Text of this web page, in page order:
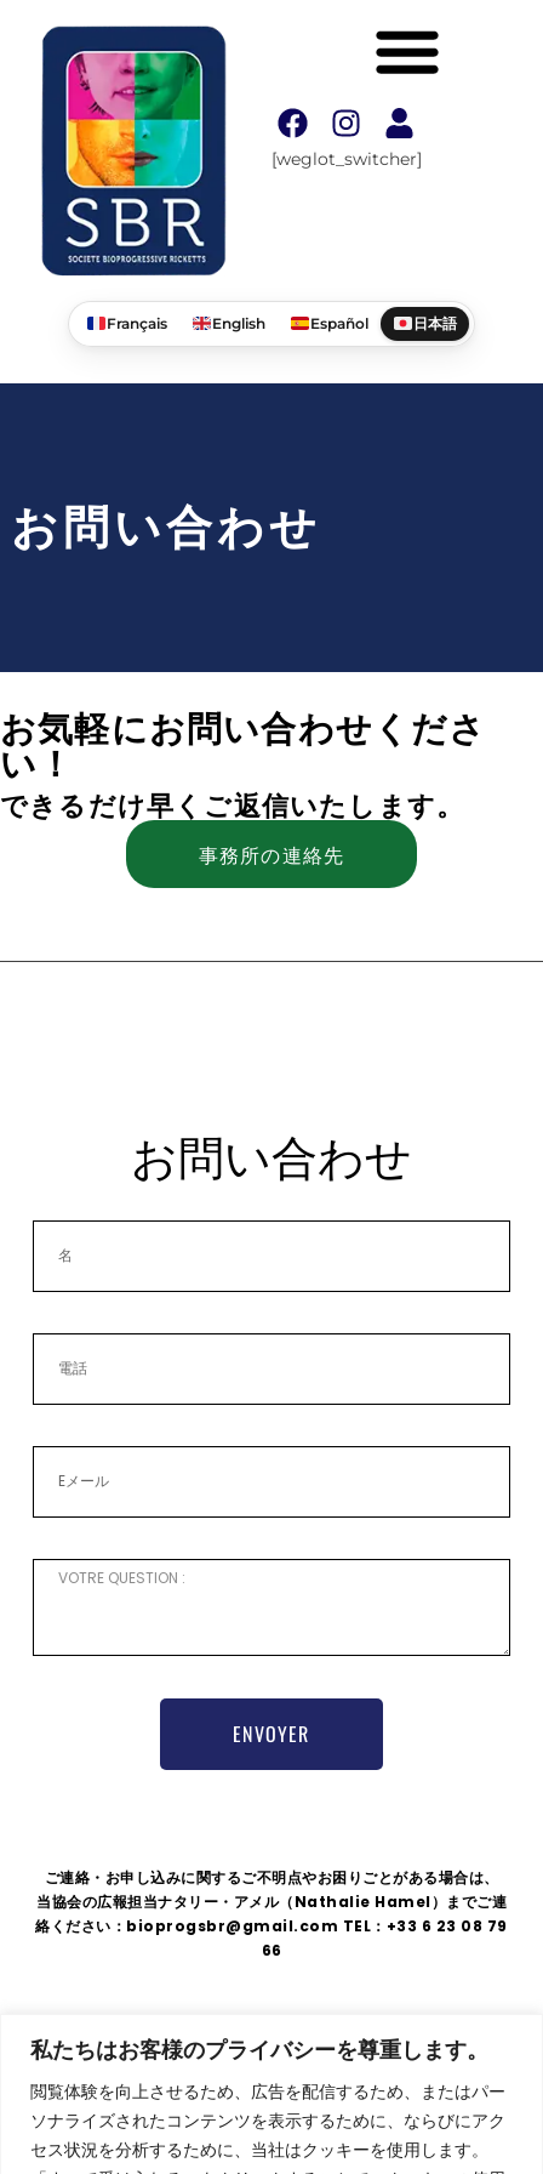
私たちはお客様のプライバシーを尊重します。
閲覧体験を向上させるため、広告を配信するため、またはパー
ソナライズされたコンテンツを表示するために、ならびにアク
セス状況を分析するために、当社はクッキーを使用します。
[weglot_switcher]
Français English Español 日本語
お問い合わせ
お気軽にお問い合わせくださ
い！
できるだけ早くご返信いたします。
事務所の連絡先
お問い合わせ
ENVOYER
ご連絡・お申し込みに関するご不明点やお困りごとがある場合は、
当協会の広報担当ナタリー・アメル（Nathalie Hamel）までご連
絡ください：bioprogsbr@gmail.com TEL：+33 6 23 08 79
66
住
所
〒
75008
京
法的表示| GDPR|利用規約